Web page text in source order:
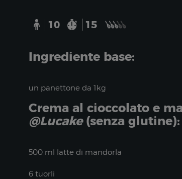
10 15
Ingrediente base:
un panettone da 1kg
Crema al cioccolato e
@Lucake(senza glutine):
500 ml latte di mandorla
6 tuorli